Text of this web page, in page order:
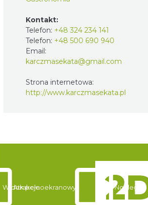
Kontakt:
Telefon: +48 324 234 141
Telefon: +48 500 690 940
Email:
karczmasekata@gmail.com
Strona internetowa:
http://www.karczmasekata.pl
Widok pełnoekranowy:
Atrakcje Noclegi